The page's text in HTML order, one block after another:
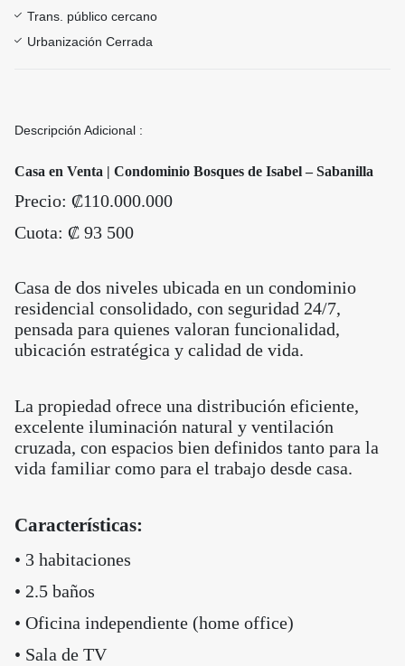
Trans. público cercano
Urbanización Cerrada
Descripción Adicional :
Casa en Venta | Condominio Bosques de Isabel – Sabanilla
Precio: ₡110.000.000
Cuota: ₡ 93 500
Casa de dos niveles ubicada en un condominio
residencial consolidado, con seguridad 24/7,
pensada para quienes valoran funcionalidad,
ubicación estratégica y calidad de vida.
La propiedad ofrece una distribución eficiente,
excelente iluminación natural y ventilación
cruzada, con espacios bien definidos tanto para la
vida familiar como para el trabajo desde casa.
Características:
• 3 habitaciones
• 2.5 baños
• Oficina independiente (home office)
• Sala de TV